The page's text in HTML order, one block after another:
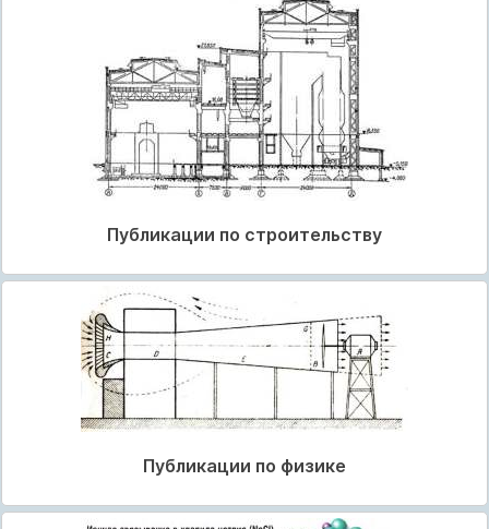
Публикации по строительству
Публикации по физике